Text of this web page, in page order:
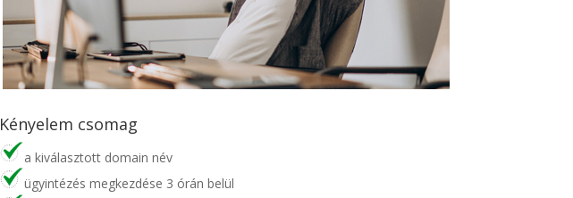
Kényelem csomag
a kiválasztott domain név
ügyintézés megkezdése 3 órán belül